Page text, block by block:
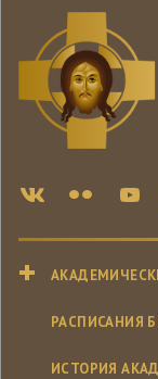
РАСПИСАНИЯ
ИСТОРИЯ